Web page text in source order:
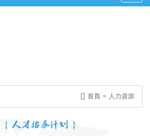
江
有
限
公
首頁 > 人力資源